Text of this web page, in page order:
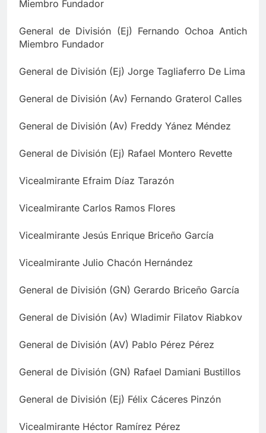
Miembro Fundador
General de División (Ej) Fernando Ochoa Antich
Miembro Fundador
General de División (Ej) Jorge Tagliaferro De Lima
General de División (Av) Fernando Graterol Calles
General de División (Av) Freddy Yánez Méndez
General de División (Ej) Rafael Montero Revette
Vicealmirante Efraim Díaz Tarazón
Vicealmirante Carlos Ramos Flores
Vicealmirante Jesús Enrique Briceño García
Vicealmirante Julio Chacón Hernández
General de División (GN) Gerardo Briceño García
General de División (Av) Wladimir Filatov Riabkov
General de División (AV) Pablo Pérez Pérez
General de División (GN) Rafael Damiani Bustillos
General de División (Ej) Félix Cáceres Pinzón
Vicealmirante Héctor Ramírez Pérez